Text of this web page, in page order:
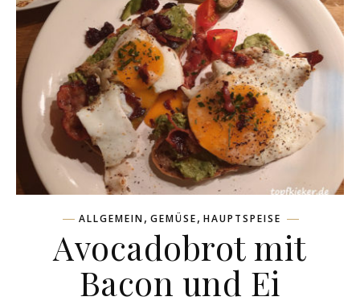
ALLGEMEIN, GEMÜSE, HAUPTSPEISE
Avocadobrot mit
Bacon und Ei